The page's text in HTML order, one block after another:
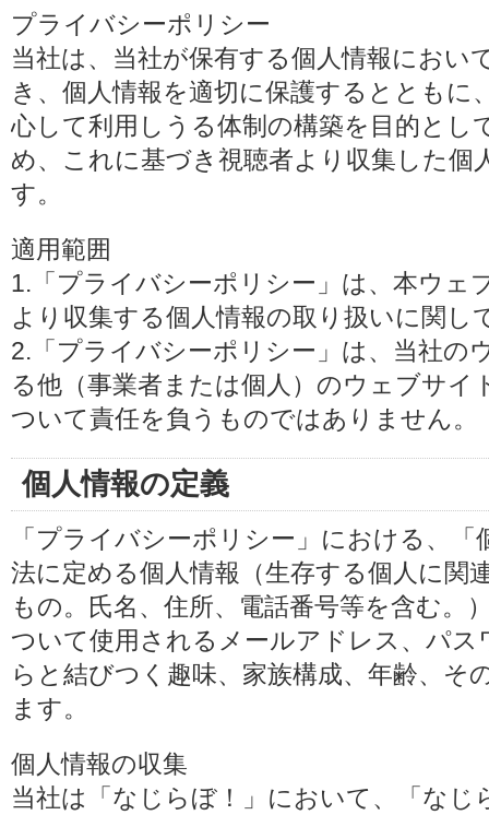
プライバシーポリシー
当社は、当社が保有する個人情報におい
き、個人情報を適切に保護するとともに
心して利用しうる体制の構築を目的とし
め、これに基づき視聴者より収集した個
す。
適用範囲
1.「プライバシーポリシー」は、本ウェ
より収集する個人情報の取り扱いに関し
2.「プライバシーポリシー」は、当社の
る他（事業者または個人）のウェブサイ
ついて責任を負うものではありません。
個人情報の定義
「プライバシーポリシー」における、
法に定める個人情報（生存する個人に関
もの。氏名、住所、電話番号等を含む。
ついて使用されるメールアドレス、パ
らと結びつく趣味、家族構成、年齢、そ
ます。
個人情報の収集
当社は「なじらぼ！」において、「な